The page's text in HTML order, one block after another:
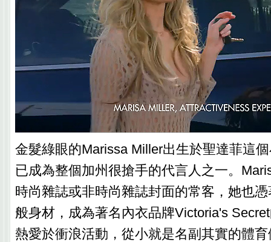
金髮綠眼的Marissa Miller出生於聖達菲這
已成為整個加州很搶手的代言人之一。
時尚雜誌或非時尚雜誌封面的常客，她也
般身材，成為著名內衣品牌Victoria's
熱愛於衝浪活動，從小就是名副其實的體